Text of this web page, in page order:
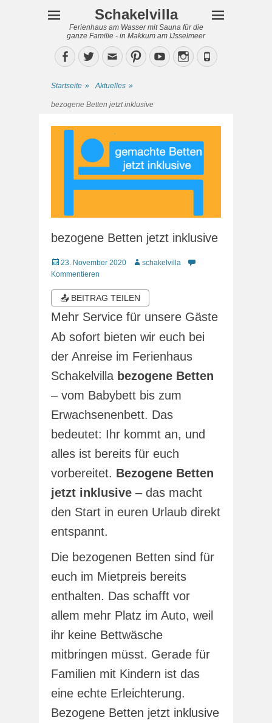
Schakelvilla
Ferienhaus am Wasser mit Sauna für die
ganze Familie - in Makkum am IJsselmeer
Facebook
TwitterEmailPinterestYouTubeInstagram
Phone
Startseite » Aktuelles »
bezogene Betten jetzt inklusive
bezogene Betten jetzt inklusive
Veröffentlicht
am
23. November 2020 Autorschakelvilla
Kommentieren
📤 BEITRAG TEILEN
Mehr Service für unsere Gäste
Ab sofort bieten wir euch bei
der Anreise im Ferienhaus
Schakelvilla bezogene Betten
– vom Babybett bis zum
Erwachsenenbett. Das
bedeutet: Ihr kommt an, und
alles ist bereits für euch
vorbereitet. Bezogene Betten
jetzt inklusive – das macht
den Start in euren Urlaub direkt
entspannt.
Die bezogenen Betten sind für
euch im Mietpreis bereits
enthalten. Das schafft vor
allem mehr Platz im Auto, weil
ihr keine Bettwäsche
mitbringen müsst. Gerade für
Familien mit Kindern ist das
eine echte Erleichterung.
Bezogene Betten jetzt inklusive